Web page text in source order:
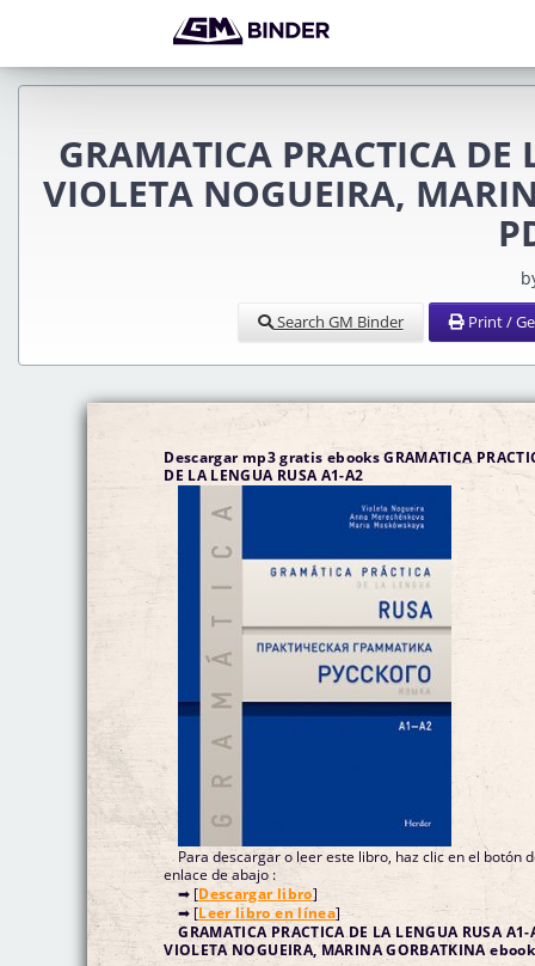
GRAMATICA PRACTICA
VIOLETA NOGUEIRA,
Search GM Binder Print /
Descargar mp3 gratis ebooks GRAMATICA
DE LA LENGUA RUSA A1-A2
Para descargar o leer este libro, haz clic en el botón
enlace de abajo :
➡ [Descargar libro]
➡ [Leer libro en línea]
GRAMATICA PRACTICA DE LA LENGUA RUSA A1-
VIOLETA NOGUEIRA, MARINA GORBATKINA ebook